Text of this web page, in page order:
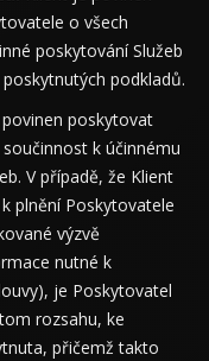
o všech
poskytování Služeb
podkladů.
poskytovat
k účinnému
V případě, že Klient
plnění Poskytovatele
výzvě
nutné k
je Poskytovatel
rozsahu, ke
přičemž takto